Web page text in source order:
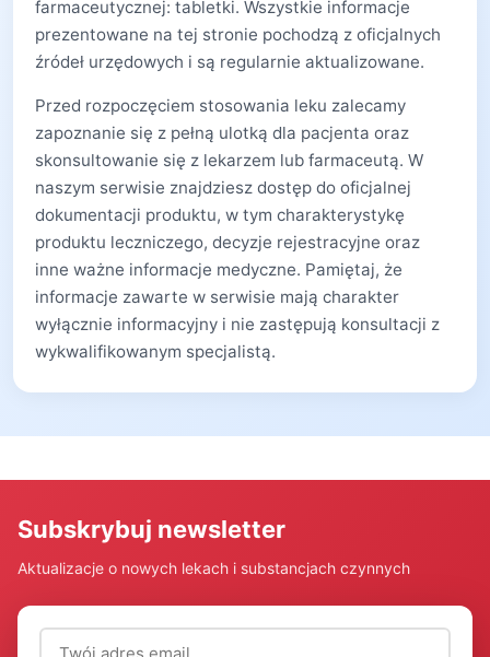
farmaceutycznej: tabletki. Wszystkie informacje
prezentowane na tej stronie pochodzą z oficjalnych
źródeł urzędowych i są regularnie aktualizowane.
Przed rozpoczęciem stosowania leku zalecamy
zapoznanie się z pełną ulotką dla pacjenta oraz
skonsultowanie się z lekarzem lub farmaceutą. W
naszym serwisie znajdziesz dostęp do oficjalnej
dokumentacji produktu, w tym charakterystykę
produktu leczniczego, decyzje rejestracyjne oraz
inne ważne informacje medyczne. Pamiętaj, że
informacje zawarte w serwisie mają charakter
wyłącznie informacyjny i nie zastępują konsultacji z
wykwalifikowanym specjalistą.
Subskrybuj newsletter
Aktualizacje o nowych lekach i substancjach czynnych
Adres email (wymagany)